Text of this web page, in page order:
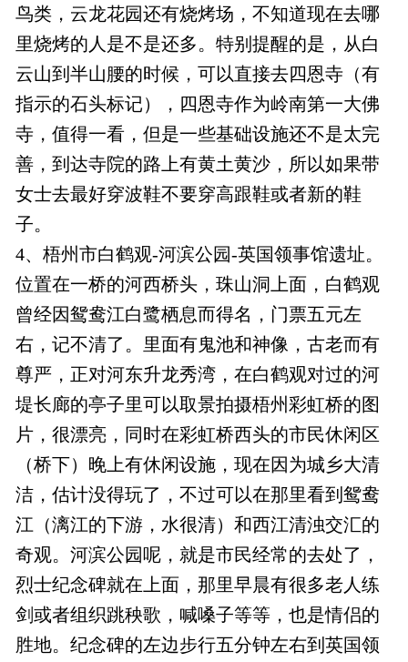
鸟类，云龙花园还有烧烤场，不知道现在去哪
里烧烤的人是不是还多。特别提醒的是，从白
云山到半山腰的时候，可以直接去四恩寺（有
指示的石头标记），四恩寺作为岭南第一大佛
寺，值得一看，但是一些基础设施还不是太完
善，到达寺院的路上有黄土黄沙，所以如果带
女士去最好穿波鞋不要穿高跟鞋或者新的鞋
子。
4、梧州市白鹤观-河滨公园-英国领事馆遗址。
位置在一桥的河西桥头，珠山洞上面，白鹤观
曾经因鸳鸯江白鹭栖息而得名，门票五元左
右，记不清了。里面有鬼池和神像，古老而有
尊严，正对河东升龙秀湾，在白鹤观对过的河
堤长廊的亭子里可以取景拍摄梧州彩虹桥的图
片，很漂亮，同时在彩虹桥西头的市民休闲区
（桥下）晚上有休闲设施，现在因为城乡大清
洁，估计没得玩了，不过可以在那里看到鸳鸯
江（漓江的下游，水很清）和西江清浊交汇的
奇观。河滨公园呢，就是市民经常的去处了，
烈士纪念碑就在上面，那里早晨有很多老人练
剑或者组织跳秧歌，喊嗓子等等，也是情侣的
胜地。纪念碑的左边步行五分钟左右到英国领